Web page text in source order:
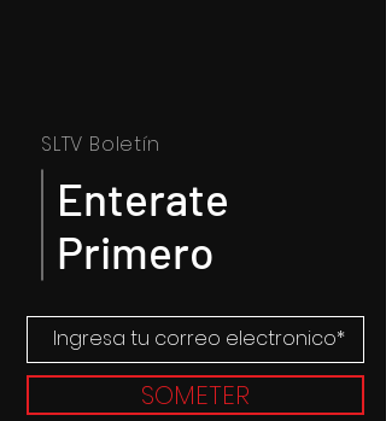
SLTV Boletín
Enterate
Primero
SOMETER